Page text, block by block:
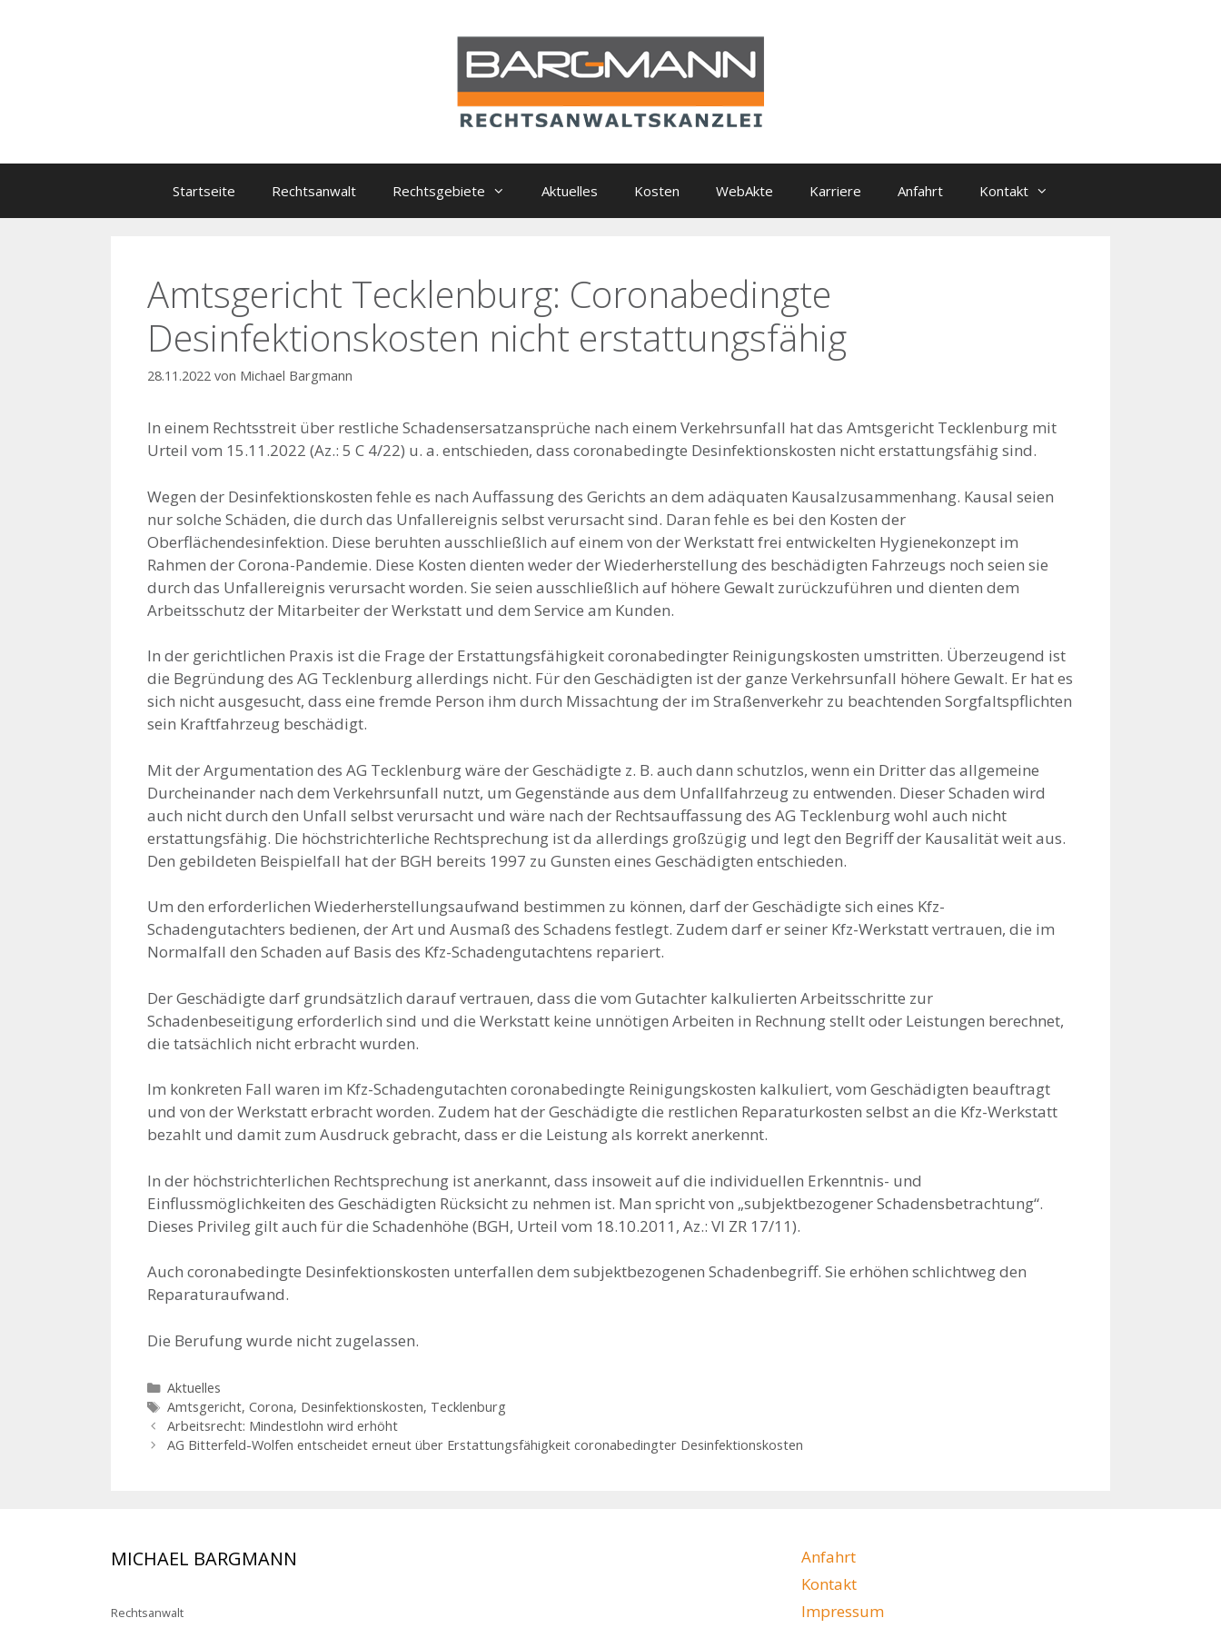
Startseite Rechtsanwalt Rechtsgebiete Aktuelles Kosten WebAkte Karriere Anfahrt Kontakt
Amtsgericht Tecklenburg: Coronabedingte
Desinfektionskosten nicht erstattungsfähig
28.11.2022 von Michael Bargmann
In einem Rechtsstreit über restliche Schadensersatzansprüche nach einem Verkehrsunfall hat das Amtsgericht Tecklenburg mit
Urteil vom 15.11.2022 (Az.: 5 C 4/22) u. a. entschieden, dass coronabedingte Desinfektionskosten nicht erstattungsfähig sind.
Wegen der Desinfektionskosten fehle es nach Auffassung des Gerichts an dem adäquaten Kausalzusammenhang. Kausal seien
nur solche Schäden, die durch das Unfallereignis selbst verursacht sind. Daran fehle es bei den Kosten der
Oberflächendesinfektion. Diese beruhten ausschließlich auf einem von der Werkstatt frei entwickelten Hygienekonzept im
Rahmen der Corona-Pandemie. Diese Kosten dienten weder der Wiederherstellung des beschädigten Fahrzeugs noch seien sie
durch das Unfallereignis verursacht worden. Sie seien ausschließlich auf höhere Gewalt zurückzuführen und dienten dem
Arbeitsschutz der Mitarbeiter der Werkstatt und dem Service am Kunden.
In der gerichtlichen Praxis ist die Frage der Erstattungsfähigkeit coronabedingter Reinigungskosten umstritten. Überzeugend ist
die Begründung des AG Tecklenburg allerdings nicht. Für den Geschädigten ist der ganze Verkehrsunfall höhere Gewalt. Er hat es
sich nicht ausgesucht, dass eine fremde Person ihm durch Missachtung der im Straßenverkehr zu beachtenden Sorgfaltspflichten
sein Kraftfahrzeug beschädigt.
Mit der Argumentation des AG Tecklenburg wäre der Geschädigte z. B. auch dann schutzlos, wenn ein Dritter das allgemeine
Durcheinander nach dem Verkehrsunfall nutzt, um Gegenstände aus dem Unfallfahrzeug zu entwenden. Dieser Schaden wird
auch nicht durch den Unfall selbst verursacht und wäre nach der Rechtsauffassung des AG Tecklenburg wohl auch nicht
erstattungsfähig. Die höchstrichterliche Rechtsprechung ist da allerdings großzügig und legt den Begriff der Kausalität weit aus.
Den gebildeten Beispielfall hat der BGH bereits 1997 zu Gunsten eines Geschädigten entschieden.
Um den erforderlichen Wiederherstellungsaufwand bestimmen zu können, darf der Geschädigte sich eines Kfz-
Schadengutachters bedienen, der Art und Ausmaß des Schadens festlegt. Zudem darf er seiner Kfz-Werkstatt vertrauen, die im
Normalfall den Schaden auf Basis des Kfz-Schadengutachtens repariert.
Der Geschädigte darf grundsätzlich darauf vertrauen, dass die vom Gutachter kalkulierten Arbeitsschritte zur
Schadenbeseitigung erforderlich sind und die Werkstatt keine unnötigen Arbeiten in Rechnung stellt oder Leistungen berechnet,
die tatsächlich nicht erbracht wurden.
Im konkreten Fall waren im Kfz-Schadengutachten coronabedingte Reinigungskosten kalkuliert, vom Geschädigten beauftragt
und von der Werkstatt erbracht worden. Zudem hat der Geschädigte die restlichen Reparaturkosten selbst an die Kfz-Werkstatt
bezahlt und damit zum Ausdruck gebracht, dass er die Leistung als korrekt anerkennt.
In der höchstrichterlichen Rechtsprechung ist anerkannt, dass insoweit auf die individuellen Erkenntnis- und
Einflussmöglichkeiten des Geschädigten Rücksicht zu nehmen ist. Man spricht von „subjektbezogener Schadensbetrachtung“.
Dieses Privileg gilt auch für die Schadenhöhe (BGH, Urteil vom 18.10.2011, Az.: VI ZR 17/11).
Auch coronabedingte Desinfektionskosten unterfallen dem subjektbezogenen Schadenbegriff. Sie erhöhen schlichtweg den
Reparaturaufwand.
Die Berufung wurde nicht zugelassen.
Kategorien
Aktuelles
Schlagwörter
Amtsgericht, Corona, Desinfektionskosten, Tecklenburg
Arbeitsrecht: Mindestlohn wird erhöht
AG Bitterfeld-Wolfen entscheidet erneut über Erstattungsfähigkeit coronabedingter Desinfektionskosten
MICHAEL BARGMANN
Rechtsanwalt
Anfahrt
Kontakt
Impressum